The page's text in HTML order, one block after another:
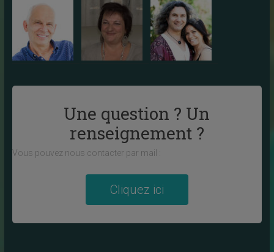
Une question ? Un
renseignement ?
Vous pouvez nous contacter par mail :
Cliquez ici